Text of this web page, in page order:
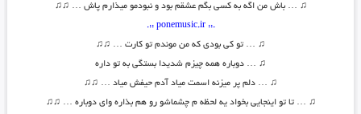
♫ … باش من اگه به کسی بگم عشقم بود و نبودمو میذارم پاش … ♫♫
.:: ponemusic.ir ::.
♫ … تو کی بودی که من موندم تو کارت … ♫♫
♫ … دوباره همه چیزم شدیدا بستگی به تو داره
♫ … دلم پر میزنه اسمت میاد آدم حیفش میاد … ♫♫
♫ … تا تو اینجایی بخواد یه لحظه م چشماشو رو هم بذاره وای دوباره … ♫♫